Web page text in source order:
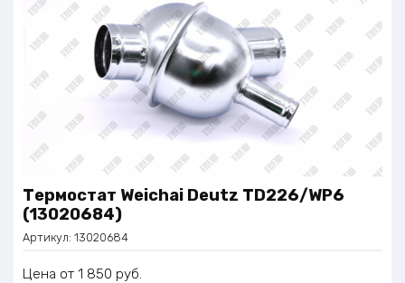
Термостат Weichai Deutz TD226/WP6
(13020684)
Артикул: 13020684
Цена 1 850 руб.